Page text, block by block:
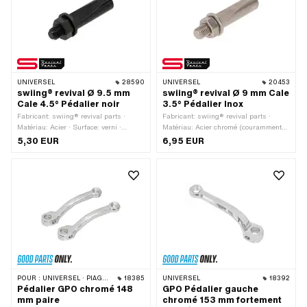
UNIVERSEL 28590
swiing® revival Ø 9.5 mm
Cale 4.5° Pédalier noir
Fabricant: swiing® revival parts ·
Matériau: Acier · Surface: verni ·
Couleur: noir · Type de filetage: M7x1
(filetage standard) · Ø extérieur: 9.5
5,30 EUR
UNIVERSEL 20453
swiing® revival Ø 9 mm Cale
3.5° Pédalier Inox
Fabricant: swiing® revival parts ·
Matériau: Acier chromé (couramment
appelé Nirosta) · Type de filetage:
M7x1 (filetage standard) · Ø extérieur:
6,95 EUR
POUR : UNIVERSEL · PIAGGIO 18385
Pédalier GPO chromé 148
mm paire
UNIVERSEL 18392
GPO Pédalier gauche
chromé 153 mm fortement